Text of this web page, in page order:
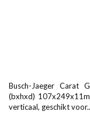
Busch-Jaeger Carat
(bxhxd)
verticaal, geschikt